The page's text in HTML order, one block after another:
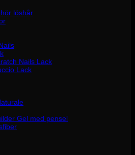
löshår
Nails Lack
Lack
Gel med pensel